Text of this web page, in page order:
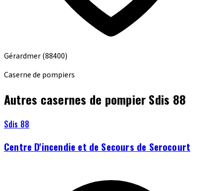
Gérardmer(88400)
Caserne de pompiers
Autres casernes de pompier Sdis 88
Sdis 88
Centre D'incendie et de Secours de Serocourt